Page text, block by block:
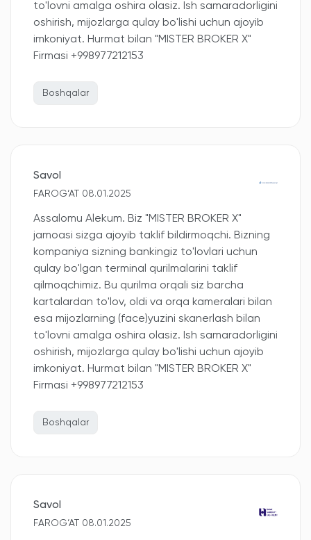
to'lovni amalga oshira olasiz. Ish samaradorligini
oshirish, mijozlarga qulay bo'lishi uchun ajoyib
imkoniyat. Hurmat bilan "MISTER BROKER X"
Firmasi +998977212153
Boshqalar
Savol
FAROG‘AT 08.01.2025
Assalomu Alekum. Biz "MISTER BROKER X"
jamoasi sizga ajoyib taklif bildirmoqchi. Bizning
kompaniya sizning bankingiz to'lovlari uchun
qulay bo'lgan terminal qurilmalarini taklif
qilmoqchimiz. Bu qurilma orqali siz barcha
kartalardan to'lov, oldi va orqa kameralari bilan
esa mijozlarning (face)yuzini skanerlash bilan
to'lovni amalga oshira olasiz. Ish samaradorligini
oshirish, mijozlarga qulay bo'lishi uchun ajoyib
imkoniyat. Hurmat bilan "MISTER BROKER X"
Firmasi +998977212153
Boshqalar
Savol
FAROG‘AT 08.01.2025